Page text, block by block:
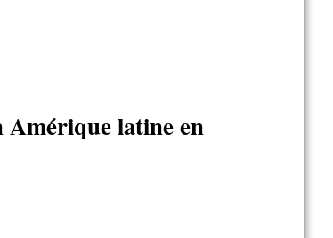
Amérique latine en